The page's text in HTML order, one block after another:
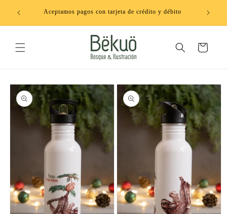
directamenteAceptamos pagos con tarjeta de crédito y débito
Carrito
directamente
a la
información
del producto